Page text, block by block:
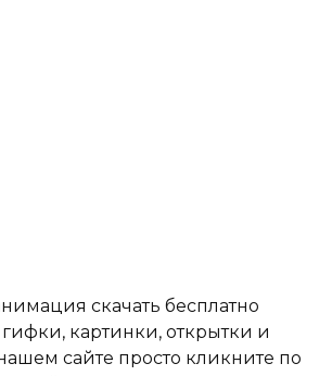
скачать бесплатно
картинки, открытки и
сайте просто кликните по